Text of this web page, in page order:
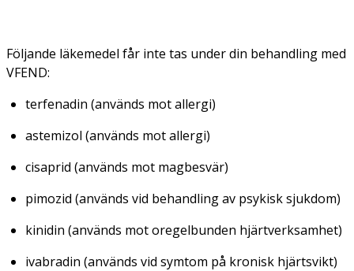
Följande läkemedel får inte tas under din behandling med
VFEND:
terfenadin (används mot allergi)
astemizol (används mot allergi)
cisaprid (används mot magbesvär)
pimozid (används vid behandling av psykisk sjukdom)
kinidin (används mot oregelbunden hjärtverksamhet)
ivabradin (används vid symtom på kronisk hjärtsvikt)